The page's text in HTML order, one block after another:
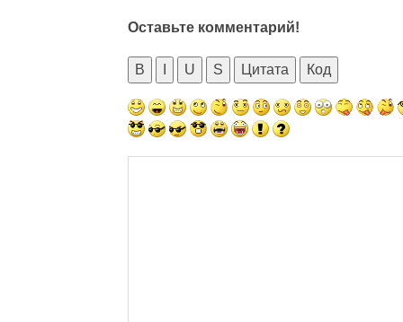
Оставьте комментарий!
B U S Цитата Код